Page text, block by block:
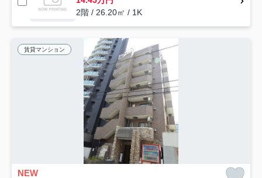
2階 / 26.20㎡ / 1K
賃貸マンション
NEW